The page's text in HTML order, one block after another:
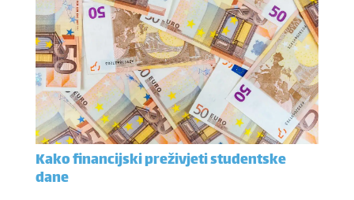
Kako financijski preživjeti studentske
dane